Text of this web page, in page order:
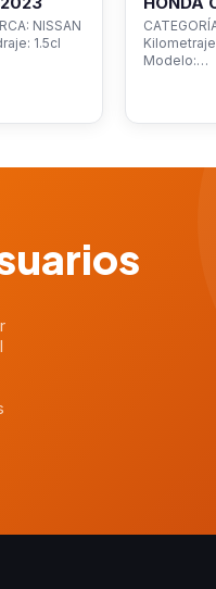
NISSAN
1.5cl
Modelo:…